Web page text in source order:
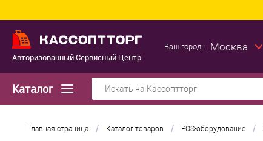
Авторизованный Сервисный Центр
Ваш город:: Москва
Каталог
Главная страница / Каталог товаров / POS-оборудование /